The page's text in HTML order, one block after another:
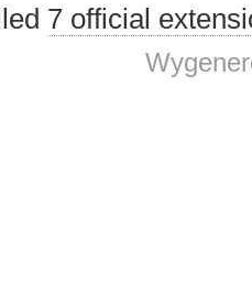
7 official